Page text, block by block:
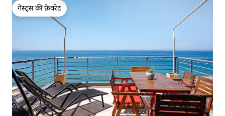
गेस्ट्स की फ़ेवरेट
गेस्ट्स की फ़ेवरेट